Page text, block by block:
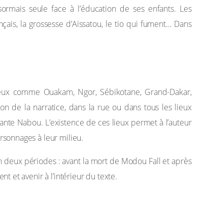
seule face à l’éducation de ses enfants. Les
la grossesse d’Aissatou, le tio qui fument… Dans
Ouakam, Ngor, Sébikotane, Grand-Dakar,
de la narratice, dans la rue ou dans tous les lieux
Nabou. L’existence de ces lieux permet à l’auteur
à leur milieu.
deux périodes : avant la mort de Modou Fall et après
et avenir à l’intérieur du texte.